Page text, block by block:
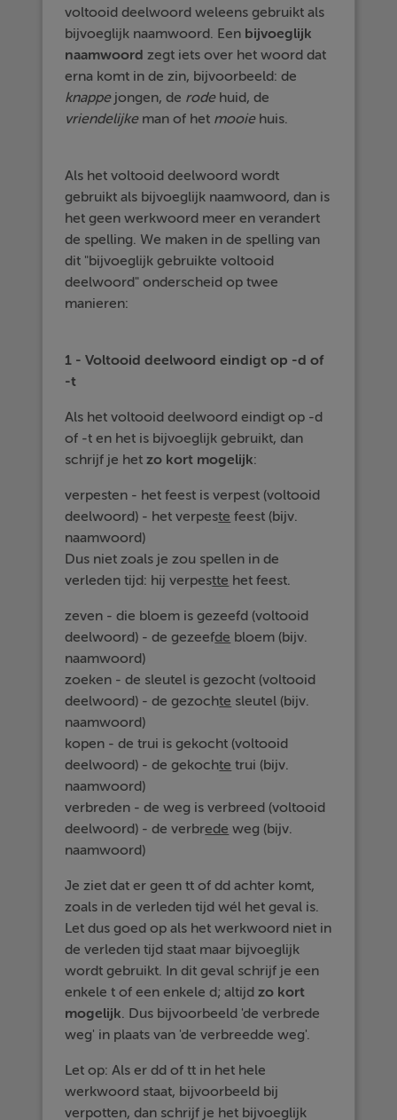
voltooid deelwoord weleens gebruikt als
bijvoeglijk naamwoord. Een bijvoeglijk
naamwoord zegt iets over het woord dat
erna komt in de zin, bijvoorbeeld: de
knappejongen, de rodehuid, de
vriendelijkeman of het mooiehuis.
Als het voltooid deelwoord wordt
gebruikt als bijvoeglijk naamwoord, dan is
het geen werkwoord meer en verandert
de spelling. We maken in de spelling van
dit "bijvoeglijk gebruikte voltooid
deelwoord" onderscheid op twee
manieren:
1 - Voltooid deelwoord eindigt op -d of
-t
Als het voltooid deelwoord eindigt op -d
of -t en het is bijvoeglijk gebruikt, dan
schrijf je hetzo kort mogelijk:
verpesten - het feest is verpest (voltooid
deelwoord) - het verpeste feest (bijv.
naamwoord)
Dus niet zoals je zou spellen in de
verleden tijd: hij verpestte het feest.
zeven - die bloem is gezeefd (voltooid
deelwoord) - de gezeefde bloem (bijv.
naamwoord)
zoeken - de sleutel is gezocht (voltooid
deelwoord) - de gezochte sleutel (bijv.
naamwoord)
kopen - de trui is gekocht (voltooid
deelwoord) - de gekochte trui (bijv.
naamwoord)
verbreden - de weg is verbreed (voltooid
deelwoord) - de verbrede weg (bijv.
naamwoord)
Je ziet dat er geen tt of dd achter komt,
zoals in de verleden tijd wél het geval is.
Let dus goed op als het werkwoord niet in
de verleden tijd staat maar bijvoeglijk
wordt gebruikt. In dit geval schrijf je een
enkele t of een enkele d; altijdzo kort
mogelijk. Dus bijvoorbeeld 'de verbrede
weg' in plaats van 'de verbreedde weg'.
Let op: Als er dd of tt in het hele
werkwoord staat, bijvoorbeeld bij
verpotten, dan schrijf je het bijvoeglijk